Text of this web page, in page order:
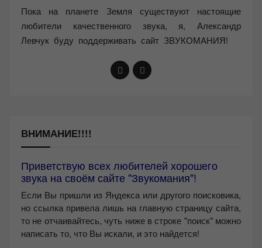
Пока на планете Земля существуют настоящие
любители качественного звука, я, Александр
Левчук буду поддерживать сайт ЗВУКОМАНИЯ!
ВНИМАНИЕ!!!!
Приветствую всех любителей хорошего
звука на своём сайте "Звукомания"!
Если Вы пришли из Яндекса или другого поисковика,
но ссылка привела лишь на главную страницу сайта,
то не отчаивайтесь, чуть ниже в строке "поиск" можно
написать то, что Вы искали, и это найдется!